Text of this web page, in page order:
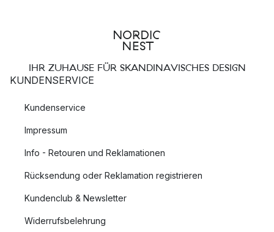
IHR ZUHAUSE FÜR SKANDINAVISCHES DESIGN
KUNDENSERVICE
Kundenservice
Impressum
Info - Retouren und Reklamationen
Rücksendung oder Reklamation registrieren
Kundenclub & Newsletter
Widerrufsbelehrung